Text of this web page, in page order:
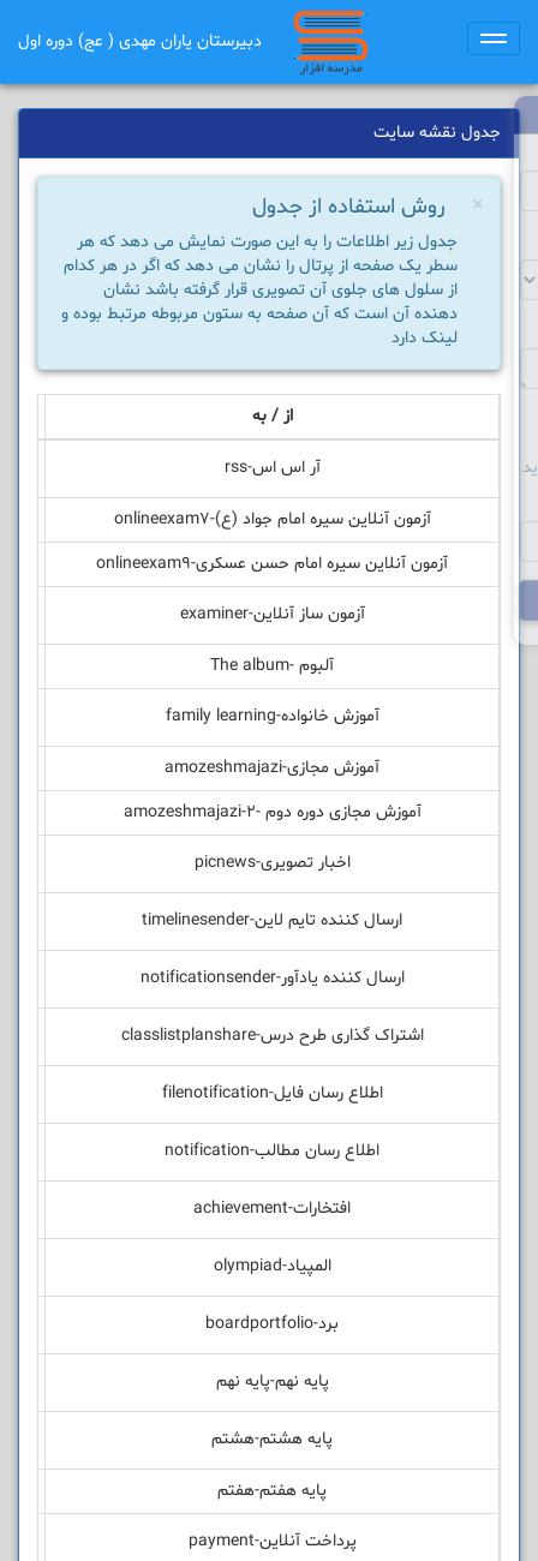
Toggle
دبیرستان یاران مهدی ( عج) دوره اول
جدول نقشه سایت
× روش استفاده از جدول
جدول زیر اطلاعات را به این صورت نمایش می دهد که هر
سطر یک صفحه از پرتال را نشان می دهد که اگر در هر کدام
از سلول های جلوی آن تصویری قرار گرفته باشد نشان
دهنده آن است که آن صفحه به ستون مربوطه مرتبط بوده و
لینک دارد
از / به
آر اس اس-rss
آزمون آنلاین سیره امام جواد (ع)-onlineexam7
آزمون آنلاین سیره امام حسن عسکری-onlineexam9
آزمون ساز آنلاین-examiner
آلبوم -The album
آموزش خانواده-family learning
آموزش مجازی-amozeshmajazi
آموزش مجازی دوره دوم -amozeshmajazi-2
اخبار تصویری-picnews
ارسال کننده تایم لاین-timelinesender
ارسال کننده یادآور-notificationsender
اشتراک گذاری طرح درس-classlistplanshare
اطلاع رسان فایل-filenotification
اطلاع رسان مطالب-notification
افتخارات-achievement
المپیاد-olympiad
برد-boardportfolio
پایه نهم-پایه نهم
پایه هشتم-هشتم
پایه هفتم-هفتم
پرداخت آنلاین-payment